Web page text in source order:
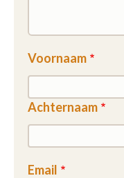
Voornaam
Achternaam
Email